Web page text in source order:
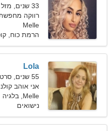
33 שנים, מזל שור
רווקה
Melle
הרמת כוח,
Lola
55 שנים, סרטן
אני אוהב
Melle, בלגיה
נישואים